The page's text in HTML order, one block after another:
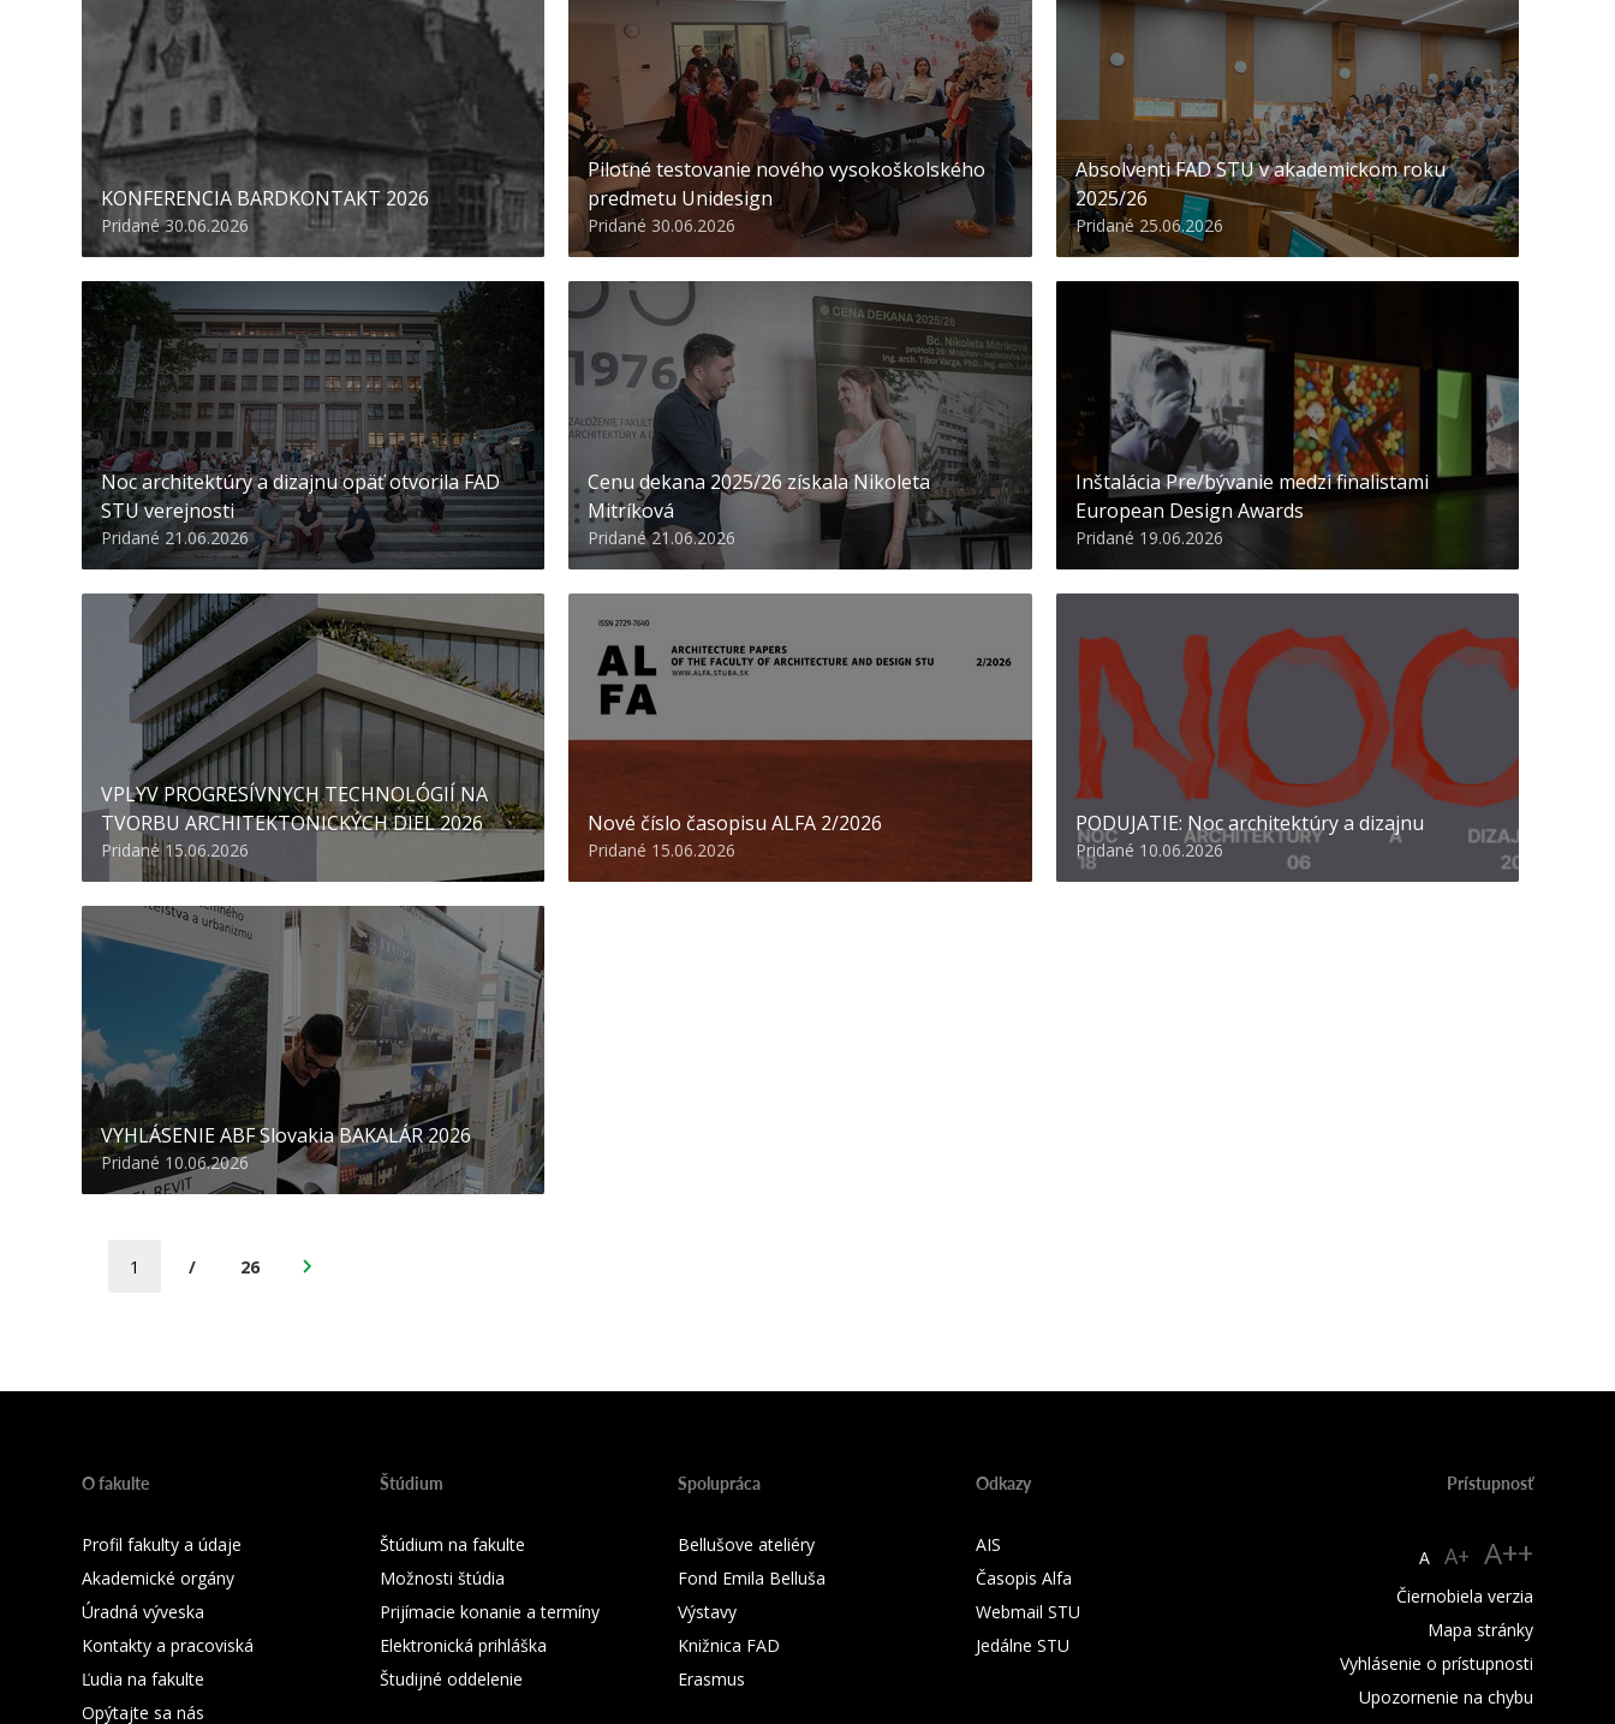
KONFERENCIA BARDKONTAKT 2026
Pridané 30.06.2026
Pilotné testovanie nového vysokoškolského
predmetu Unidesign
Pridané 30.06.2026
Absolventi FAD STU v akademickom roku
2025/26
Pridané 25.06.2026
Noc architektúry a dizajnu opäť otvorila FAD
STU verejnosti
Pridané 21.06.2026
Cenu dekana 2025/26 získala Nikoleta
Mitríková
Pridané 21.06.2026
Inštalácia Pre/bývanie medzi finalistami
European Design Awards
Pridané 19.06.2026
VPLYV PROGRESÍVNYCH TECHNOLÓGIÍ NA
TVORBU ARCHITEKTONICKÝCH DIEL 2026
Pridané 15.06.2026
Nové číslo časopisu ALFA 2/2026
Pridané 15.06.2026
PODUJATIE: Noc architektúry a dizajnu
Pridané 10.06.2026
VYHLÁSENIE ABF Slovakia BAKALÁR 2026
Pridané 10.06.2026
/ 26
O fakulte
Profil fakulty a údaje
Akademické orgány
Úradná výveska
Kontakty a pracoviská
Ľudia na fakulte
Opýtajte sa nás
Štúdium
Štúdium na fakulte
Možnosti štúdia
Prijímacie konanie a termíny
Elektronická prihláška
Študijné oddelenie
Spolupráca
Bellušove ateliéry
Fond Emila Belluša
Výstavy
Knižnica FAD
Erasmus
Odkazy
AIS
Časopis Alfa
Webmail STU
Jedálne STU
Prístupnosť
A A+ A++
Čiernobiela verzia
Mapa stránky
Vyhlásenie o prístupnosti
Upozornenie na chybu